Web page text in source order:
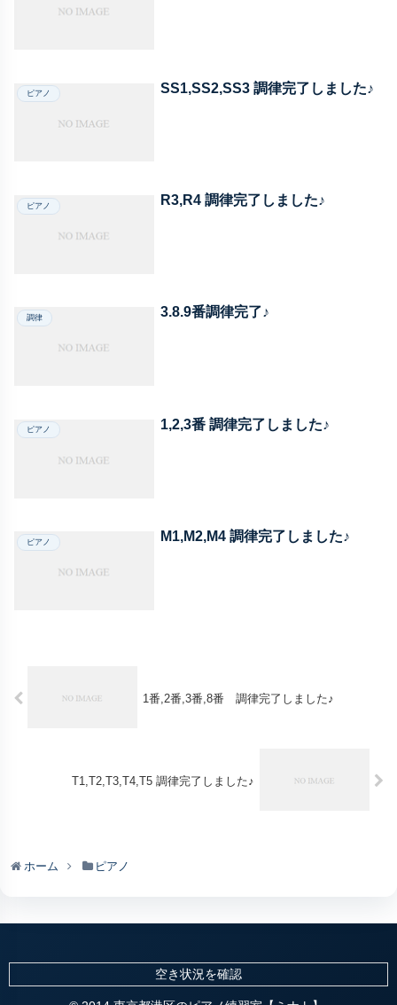
ピアノ SS1,SS2,SS3 調律完了しました♪
ピアノ R3,R4 調律完了しました♪
調律 3.8.9番調律完了♪
ピアノ 1,2,3番 調律完了しました♪
ピアノ M1,M2,M4 調律完了しました♪
1番,2番,3番,8番 調律完了しました♪
T1,T2,T3,T4,T5 調律完了しました♪
ホーム ピアノ
空き状況を確認